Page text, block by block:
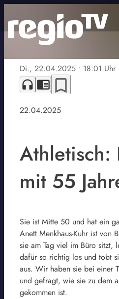
Di., 22.04.2025 • 18:01 Uhr
headphones chrome_reader_mode bookmark_border
22.04.2025
Athletisch:
mit 55
Sie ist Mitte 50 und hat ein
Anett Menkhaus-Kuhr ist von
sie am Tag viel im Büro sitzt,
dafür so richtig los und tobt
aus. Wir haben sie bei einer
und gefragt, wie sie zu dem
gekommen ist.